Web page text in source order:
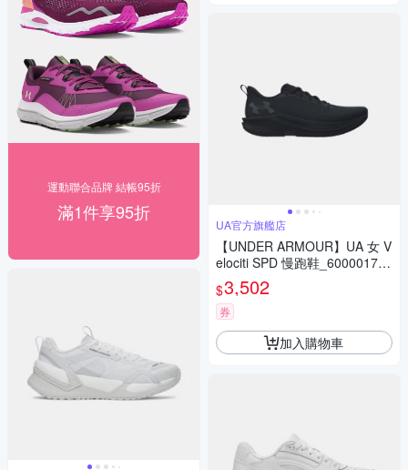
運動聯合品牌 結帳95折
滿1件享95折
UA官方旗艦店
【UNDER ARMOUR】UA 女 V
elociti SPD 慢跑鞋_6000017-0
02
$3,502
券
加入購物車